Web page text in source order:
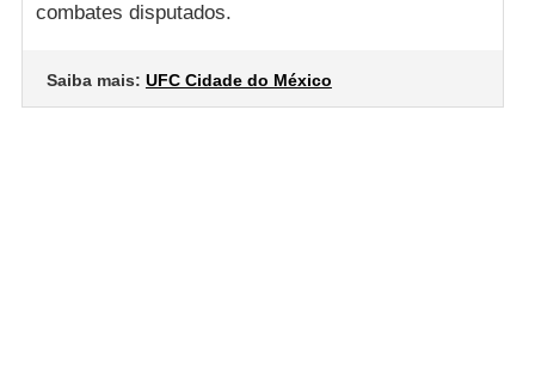
combates disputados.
Saiba mais: UFC Cidade do México